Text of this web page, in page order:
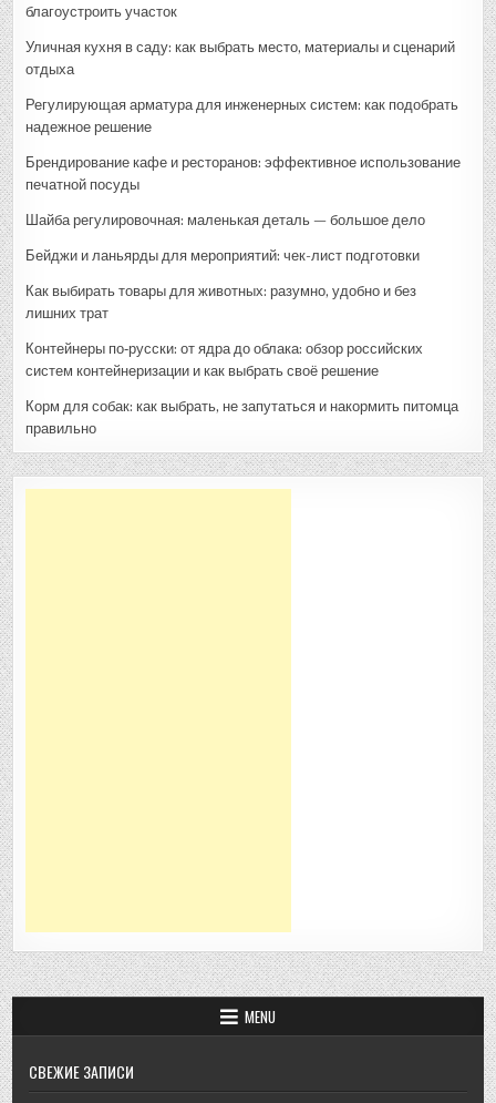
благоустроить участок
Уличная кухня в саду: как выбрать место, материалы и сценарий
отдыха
Регулирующая арматура для инженерных систем: как подобрать
надежное решение
Брендирование кафе и ресторанов: эффективное использование
печатной посуды
Шайба регулировочная: маленькая деталь — большое дело
Бейджи и ланьярды для мероприятий: чек-лист подготовки
Как выбирать товары для животных: разумно, удобно и без
лишних трат
Контейнеры по‑русски: от ядра до облака: обзор российских
систем контейнеризации и как выбрать своё решение
Корм для собак: как выбрать, не запутаться и накормить питомца
правильно
MENU
СВЕЖИЕ ЗАПИСИ